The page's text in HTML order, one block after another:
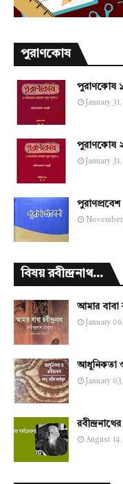
পুরাণকোষ
পুরাণকোষ
January
পুরাণকোষ
January
পুরাণপ্রবেশ
বিষয় রবীন্দ্রনাথ...
আমার বাবা
January
আধুনিকতা
January
August